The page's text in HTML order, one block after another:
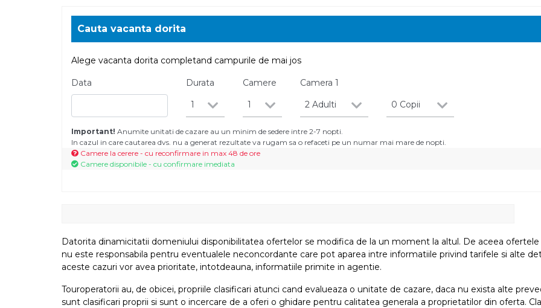
Cauta vacanta dorita
Alege vacanta dorita completand campurile de mai jos
Data
Durata
1
Camere
1
Camera1
2 Adulti
0 Copii
Important! Anumite unitati de cazare au un minim de sedere intre 2-7 nopti.
In cazul in care cautarea dvs. nu a generat rezultate va rugam sa o refaceti pe un numar mai mare de nopti.
Camere la cerere - cu reconfirmare in max 48 de ore
Camere disponibile - cu confirmare imediata
Datorita dinamicitatii domeniului disponibilitatea ofertelor se modifica de la un moment la altul. De aceea
nu este responsabila pentru eventualele neconcordante care pot aparea intre informatiile privind tarifele si alte
aceste cazuri vor avea prioritate, intotdeauna, informatiile primite in agentie.
Touroperatorii au, de obicei, propriile clasificari atunci cand evalueaza o unitate de cazare, daca nu exista alte
sunt clasificari proprii si sunt o incercare de a oferi o ghidare pentru calitatea generala a proprietatilor din oferta.